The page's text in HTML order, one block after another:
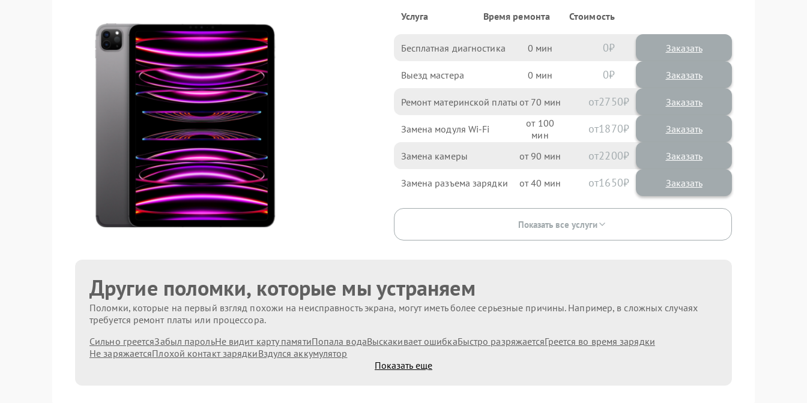
Услуга Время ремонта Стоимость
Бесплатная диагностика 0 0 Заказать
Выезд мастера 0 0 Заказать
Ремонт материнской платы 70 2750
Замена модуля Wi-Fi 100 1870
Замена камеры 90 2200
Замена разъема зарядки 40 1650
Показать все услуги
Другие поломки, которые мы устраняем
Поломки, которые на первый взгляд похожи на неисправность экрана, могут иметь более серьезные причины. Например, в сложных случаях
требуется ремонт платы или процессора.
Сильно греетсяЗабыл парольНе видит карту памятиПопала водаВыскакивает ошибкаБыстро разряжаетсяГреется во время зарядки
Не заряжаетсяПлохой контакт зарядкиВздулся аккумулятор
Показать еще